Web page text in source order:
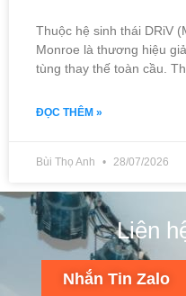
Thuộc hệ sinh thái DRiV
Monroe là thương hiệu
tùng thay thế toàn cầu.
ĐỌC THÊM »
Bùi Thọ Anh 28/07/2026
Liên
Nhắn Tin Zalo